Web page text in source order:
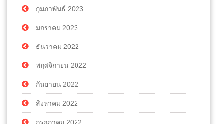
กุมภาพันธ์ 2023
มกราคม 2023
ธันวาคม 2022
พฤศจิกายน 2022
กันยายน 2022
สิงหาคม 2022
กรกฎาคม 2022